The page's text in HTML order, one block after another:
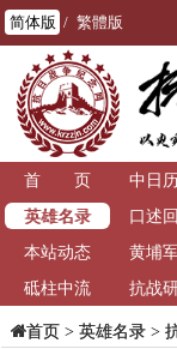
简体版 / 繁體版
首 页 中日
英雄名录
口述
本站动态
黄埔
砥柱中流
抗战
首页> 英雄名录>